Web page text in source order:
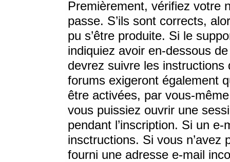
Premièrement, vérifiez votre
passe. S’ils sont corrects,
pu s’être produite. Si le
indiquiez avoir en-dessous
devrez suivre les
forums exigeront également
être activées, par vous-
vous puissiez ouvrir une
pendant l’inscription. Si un
insctructions. Si vous n’avez
fourni une adresse e-mail